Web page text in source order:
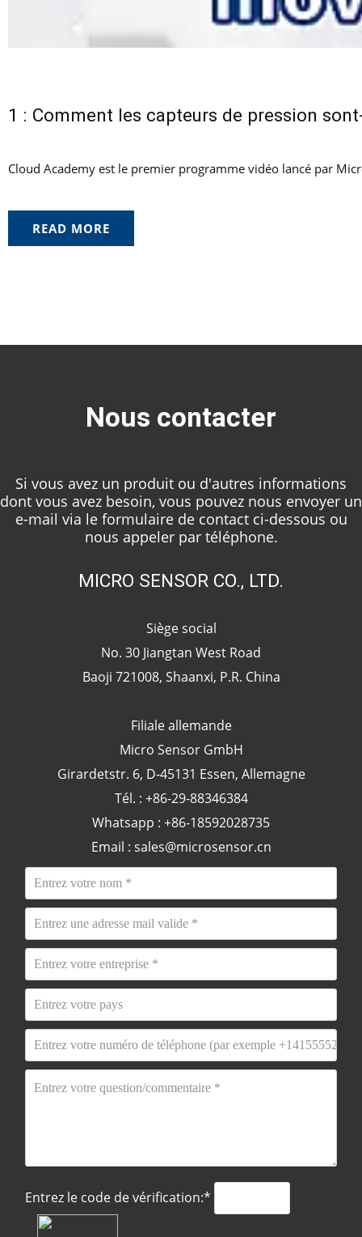
1 : Comment les capteurs de pression
Cloud Academy est le premier programme vidéo lancé par
READ MORE
Nous contacter
Si vous avez un produit ou d'autres informations
dont vous avez besoin, vous pouvez nous envoyer un
e-mail via le formulaire de contact ci-dessous ou
nous appeler par téléphone.
MICRO SENSOR CO., LTD.
Siège social
No. 30 Jiangtan West Road
Baoji 721008, Shaanxi, P.R. China
Filiale allemande
Micro Sensor GmbH
Girardetstr. 6, D-45131 Essen, Allemagne
Tél. : +86-29-88346384
Whatsapp : +86-18592028735
Email : sales@microsensor.cn
Entrez le code de vérification:*